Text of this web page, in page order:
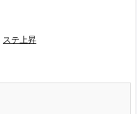
ステ上昇